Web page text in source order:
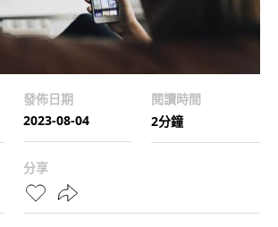
發佈日期
2023-08-04
閱讀時間
2分鐘
分享